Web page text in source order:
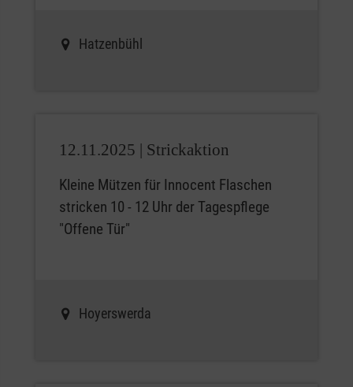
Hatzenbühl
12.11.2025 | Strickaktion
Kleine Mützen für Innocent Flaschen
stricken 10 - 12 Uhr der Tagespflege
"Offene Tür"
Hoyerswerda